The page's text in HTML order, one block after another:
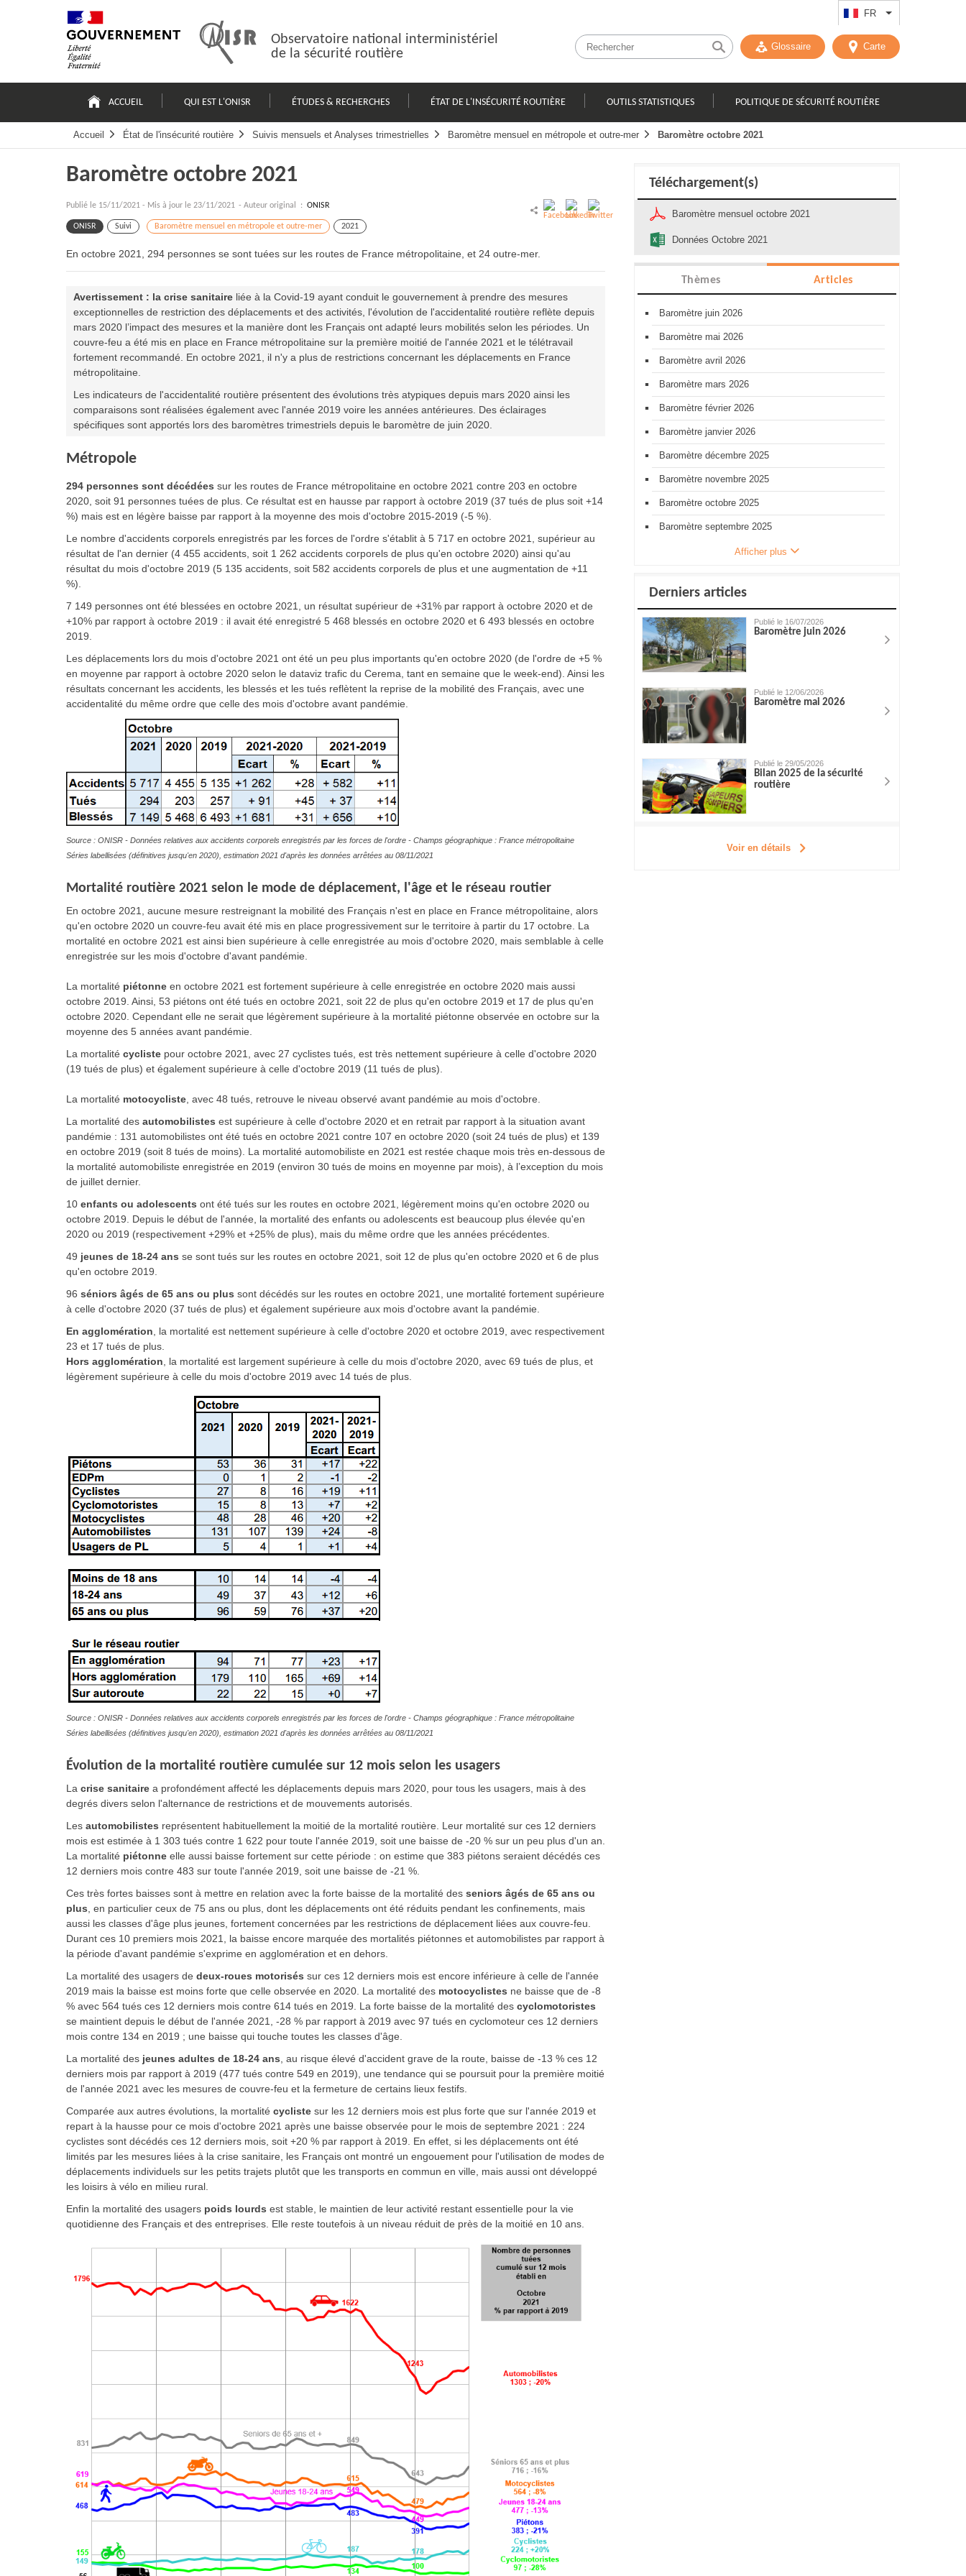
FR Lister les actions
Observatoire national interministériel
de la sécurité routière
Glossaire Carte
principale
ACCUEIL QUI EST L'ONISR ÉTUDES & RECHERCHES ÉTAT DE L'INSÉCURITÉ ROUTIÈRE OUTILS STATISTIQUES POLITIQUE DE SÉCURITÉ ROUTIÈRE
Accueil État de l'insécurité routière Suivis mensuels et Analyses trimestrielles Baromètre mensuel en métropole et outre-mer Baromètre octobre 2021
Baromètre octobre 2021
Publié le 15/11/2021 - Mis à jour le 23/11/2021 - Auteur original : ONISR
ONISR Suivi Baromètre mensuel en métropole et outre-mer 2021
En octobre 2021, 294 personnes se sont tuées sur les routes de France métropolitaine, et 24 outre-mer.
Avertissement : la crise sanitaire liée à la Covid-19 ayant conduit le gouvernement à prendre des mesures
exceptionnelles de restriction des déplacements et des activités, l'évolution de l'accidentalité routière reflète depuis
mars 2020 l’impact des mesures et la manière dont les Français ont adapté leurs mobilités selon les périodes. Un
couvre-feu a été mis en place en France métropolitaine sur la première moitié de l'année 2021 et le télétravail
fortement recommandé. En octobre 2021, il n'y a plus de restrictions concernant les déplacements en France
métropolitaine.
Les indicateurs de l'accidentalité routière présentent des évolutions très atypiques depuis mars 2020 ainsi les
comparaisons sont réalisées également avec l'année 2019 voire les années antérieures. Des éclairages
spécifiques sont apportés lors des baromètres trimestriels depuis le baromètre de juin 2020.
Métropole
294 personnes sont décédées sur les routes de France métropolitaine en octobre 2021 contre 203 en octobre
2020, soit 91 personnes tuées de plus. Ce résultat est en hausse par rapport à octobre 2019 (37 tués de plus soit +14
%) mais est en légère baisse par rapport à la moyenne des mois d'octobre 2015-2019 (-5 %).
Le nombre d'accidents corporels enregistrés par les forces de l'ordre s'établit à 5 717 en octobre 2021, supérieur au
résultat de l'an dernier (4 455 accidents, soit 1 262 accidents corporels de plus qu'en octobre 2020) ainsi qu'au
résultat du mois d'octobre 2019 (5 135 accidents, soit 582 accidents corporels de plus et une augmentation de +11
%).
7 149 personnes ont été blessées en octobre 2021, un résultat supérieur de +31% par rapport à octobre 2020 et de
+10% par rapport à octobre 2019 : il avait été enregistré 5 468 blessés en octobre 2020 et 6 493 blessés en octobre
2019.
Les déplacements lors du mois d'octobre 2021 ont été un peu plus importants qu'en octobre 2020 (de l'ordre de +5 %
en moyenne par rapport à octobre 2020 selon le dataviz trafic du Cerema, tant en semaine que le week-end). Ainsi les
résultats concernant les accidents, les blessés et les tués reflètent la reprise de la mobilité des Français, avec une
accidentalité du même ordre que celle des mois d'octobre avant pandémie.
Source : ONISR - Données relatives aux accidents corporels enregistrés par les forces de l'ordre - Champs géographique : France métropolitaine
Séries labellisées (définitives jusqu'en 2020), estimation 2021 d'après les données arrêtées au 08/11/2021
Mortalité routière 2021 selon le mode de déplacement, l'âge et le réseau routier
En octobre 2021, aucune mesure restreignant la mobilité des Français n'est en place en France métropolitaine, alors
qu'en octobre 2020 un couvre-feu avait été mis en place progressivement sur le territoire à partir du 17 octobre. La
mortalité en octobre 2021 est ainsi bien supérieure à celle enregistrée au mois d'octobre 2020, mais semblable à celle
enregistrée sur les mois d'octobre d'avant pandémie.
La mortalité piétonne en octobre 2021 est fortement supérieure à celle enregistrée en octobre 2020 mais aussi
octobre 2019. Ainsi, 53 piétons ont été tués en octobre 2021, soit 22 de plus qu'en octobre 2019 et 17 de plus qu'en
octobre 2020. Cependant elle ne serait que légèrement supérieure à la mortalité piétonne observée en octobre sur la
moyenne des 5 années avant pandémie.
La mortalité cycliste pour octobre 2021, avec 27 cyclistes tués, est très nettement supérieure à celle d'octobre 2020
(19 tués de plus) et également supérieure à celle d'octobre 2019 (11 tués de plus).
La mortalité motocycliste , avec 48 tués, retrouve le niveau observé avant pandémie au mois d'octobre.
La mortalité des automobilistes est supérieure à celle d'octobre 2020 et en retrait par rapport à la situation avant
pandémie : 131 automobilistes ont été tués en octobre 2021 contre 107 en octobre 2020 (soit 24 tués de plus) et 139
en octobre 2019 (soit 8 tués de moins). La mortalité automobiliste en 2021 est restée chaque mois très en-dessous de
la mortalité automobiliste enregistrée en 2019 (environ 30 tués de moins en moyenne par mois), à l’exception du mois
de juillet dernier.
10 enfants ou adolescents ont été tués sur les routes en octobre 2021, légèrement moins qu'en octobre 2020 ou
octobre 2019. Depuis le début de l'année, la mortalité des enfants ou adolescents est beaucoup plus élevée qu'en
2020 ou 2019 (respectivement +29% et +25% de plus), mais du même ordre que les années précédentes.
49 jeunes de 18-24 ans se sont tués sur les routes en octobre 2021, soit 12 de plus qu'en octobre 2020 et 6 de plus
qu'en octobre 2019.
96 séniors âgés de 65 ans ou plus sont décédés sur les routes en octobre 2021, une mortalité fortement supérieure
à celle d'octobre 2020 (37 tués de plus) et également supérieure aux mois d'octobre avant la pandémie.
En agglomération , la mortalité est nettement supérieure à celle d'octobre 2020 et octobre 2019, avec respectivement
23 et 17 tués de plus.
Hors agglomération , la mortalité est largement supérieure à celle du mois d'octobre 2020, avec 69 tués de plus, et
légèrement supérieure à celle du mois d'octobre 2019 avec 14 tués de plus.
Source : ONISR - Données relatives aux accidents corporels enregistrés par les forces de l'ordre - Champs géographique : France métropolitaine
Séries labellisées (définitives jusqu'en 2020), estimation 2021 d'après les données arrêtées au 08/11/2021
Évolution de la mortalité routière cumulée sur 12 mois selon les usagers
La crise sanitaire a profondément affecté les déplacements depuis mars 2020, pour tous les usagers, mais à des
degrés divers selon l'alternance de restrictions et de mouvements autorisés.
Les automobilistes représentent habituellement la moitié de la mortalité routière. Leur mortalité sur ces 12 derniers
mois est estimée à 1 303 tués contre 1 622 pour toute l'année 2019, soit une baisse de -20 % sur un peu plus d'un an.
La mortalité piétonne elle aussi baisse fortement sur cette période : on estime que 383 piétons seraient décédés ces
12 derniers mois contre 483 sur toute l'année 2019, soit une baisse de -21 %.
Ces très fortes baisses sont à mettre en relation avec la forte baisse de la mortalité des seniors âgés de 65 ans ou
plus , en particulier ceux de 75 ans ou plus, dont les déplacements ont été réduits pendant les confinements, mais
aussi les classes d'âge plus jeunes, fortement concernées par les restrictions de déplacement liées aux couvre-feu.
Durant ces 10 premiers mois 2021, la baisse encore marquée des mortalités piétonnes et automobilistes par rapport à
la période d'avant pandémie s'exprime en agglomération et en dehors.
La mortalité des usagers de deux-roues motorisés sur ces 12 derniers mois est encore inférieure à celle de l'année
2019 mais la baisse est moins forte que celle observée en 2020. La mortalité des motocyclistes ne baisse que de -8
% avec 564 tués ces 12 derniers mois contre 614 tués en 2019. La forte baisse de la mortalité des cyclomotoristes
se maintient depuis le début de l'année 2021, -28 % par rapport à 2019 avec 97 tués en cyclomoteur ces 12 derniers
mois contre 134 en 2019 ; une baisse qui touche toutes les classes d'âge.
La mortalité des jeunes adultes de 18-24 ans , au risque élevé d'accident grave de la route, baisse de -13 % ces 12
derniers mois par rapport à 2019 (477 tués contre 549 en 2019), une tendance qui se poursuit pour la première moitié
de l'année 2021 avec les mesures de couvre-feu et la fermeture de certains lieux festifs.
Comparée aux autres évolutions, la mortalité cycliste sur les 12 derniers mois est plus forte que sur l'année 2019 et
repart à la hausse pour ce mois d'octobre 2021 après une baisse observée pour le mois de septembre 2021 : 224
cyclistes sont décédés ces 12 derniers mois, soit +20 % par rapport à 2019. En effet, si les déplacements ont été
limités par les mesures liées à la crise sanitaire, les Français ont montré un engouement pour l'utilisation de modes de
déplacements individuels sur les petits trajets plutôt que les transports en commun en ville, mais aussi ont développé
les loisirs à vélo en milieu rural.
Enfin la mortalité des usagers poids lourds est stable, le maintien de leur activité restant essentielle pour la vie
quotidienne des Français et des entreprises. Elle reste toutefois à un niveau réduit de près de la moitié en 10 ans.
Téléchargement(s)
Baromètre mensuel octobre 2021
Données Octobre 2021
Thèmes Articles
Baromètre juin 2026
Baromètre mai 2026
Baromètre avril 2026
Baromètre mars 2026
Baromètre février 2026
Baromètre janvier 2026
Baromètre décembre 2025
Baromètre novembre 2025
Baromètre octobre 2025
Baromètre septembre 2025
Afficher plus
Derniers articles
Publié le 16/07/2026
Baromètre juin 2026
Publié le 12/06/2026
Baromètre mai 2026
Publié le 29/05/2026
Bilan 2025 de la sécurité
routière
Voir en détails